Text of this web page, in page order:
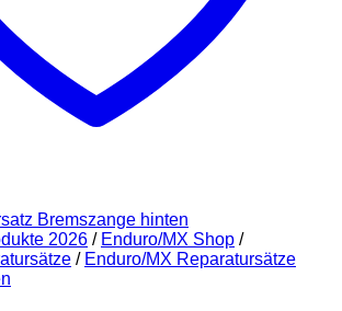
2026 / Enduro/MX Shop /
/ Enduro/MX Reparatursätze